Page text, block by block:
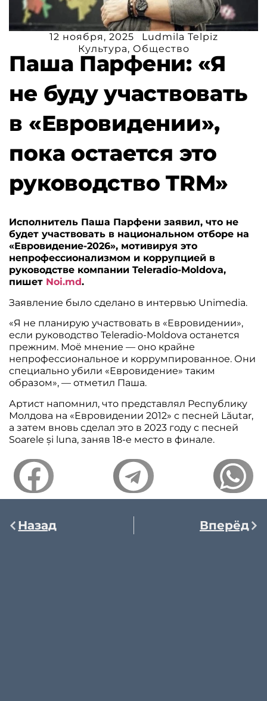
12 ноября, 2025
Ludmila Telpiz
Культура, Общество
Паша Парфени: «Я
не буду участвовать
в «Евровидении»,
пока остается это
руководство TRM»
Исполнитель Паша Парфени заявил, что не
будет участвовать в национальном отборе на
«Евровидение-2026», мотивируя это
непрофессионализмом и коррупцией в
руководстве компании Teleradio-Moldova,
пишет Noi.md.
Заявление было сделано в интервью Unimedia.
«Я не планирую участвовать в «Евровидении»,
если руководство Teleradio-Moldova останется
прежним. Моё мнение — оно крайне
непрофессиональное и коррумпированное. Они
специально убили «Евровидение» таким
образом», — отметил Паша.
Артист напомнил, что представлял Республику
Молдова на «Евровидении 2012» с песней Lăutar,
а затем вновь сделал это в 2023 году с песней
Soarele și luna, заняв 18-е место в финале.
Назад Вперёд